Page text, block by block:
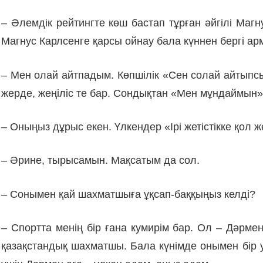
– Әлемдік рейтингте көш бастап тұр­ған әйгілі
Магнус Карлсенге қарсы ойнау бала күннен бергі
– Мен олай айтпадым. Көпшілік «Сен со­лай
жерде, жеңі­ліс те бар. Сондықтан «Мен
– Оныңыз дұрыс екен. Үлкендер «Ірі же­тістікке қол
– Әрине, тырысамын. Мақсатым да сол.
– Сонымен қай шахматшыға ұқсап-бақ­қыңыз келді?
– Спортта менің бір ғана кумирім бар. Ол –
қазақстандық шах­матшы. Бала күнімде онымен